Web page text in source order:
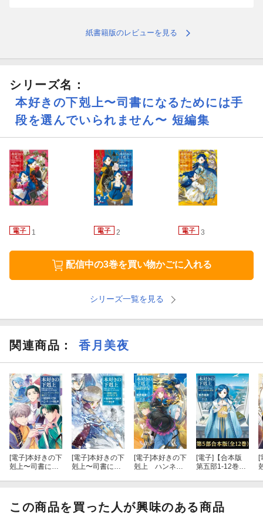
いた頃も大変だった。わたしの知らないところでフェルディナン
ド様も側近達も、他領の人達さえも歴史的な転変に翻弄されてい
たものね。遠くまで来たなぁ……。
描かれる書き下ろし「旅の終わりと新しい神殿」など、知られざ
る計21編の物語で「本好き世界」が広がっていく！
各話に香月美夜の解説入り！
椎名優描き下ろし「四コマ漫画」収録！
＜収録内容＞
ベンノ視点 暴走娘の共通点
オティーリエ視点 側仕えの初仕事
フラン視点 神官長室の雑談
フェルディナンド視点 問題だらけの領主会議
ハルトムート視点 踏み込みすぎた代償
カルラ視点 息子の成長
ジルヴェスター視点 葬儀前の挨拶
レティーツィア視点 余所のお菓子と玩具
エックハルト視点 ローゼマインが不在の冬
紙書籍版のレビューを見る
シリーズ名：
本好きの下剋上〜司書になるためには手
段を選んでいられません〜 短編集
1 2 3
配信中の3巻を買い物かごに入れる
シリーズ一覧を見る
関連商品 ： 香月美夜
[電子]本好きの下
剋上〜司書にな
ルディナンドの
館にて 第1巻
[電子]本好きの下
剋上〜司書にな
「領地に本を広
げよう！10」
[電子]本好きの下
剋上 ハンネロ
[電子] 【合本版
第五部1-12巻】
[
この商品を買った人が興味のある商品